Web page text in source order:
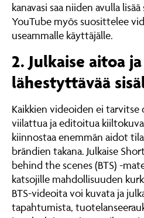
kanavasi saa niiden avulla
YouTube myös suosittelee
useammalle käyttäjälle.
2. Julkaise aitoa
lähestyttävää
Kaikkien videoiden ei tarvitse
viilattua ja editoitua
kiinnostaa enemmän aidot
brändien takana. Julkaise
behind the scenes (BTS) -
katsojille mahdollisuuden
BTS-videoita voi kuvata ja
tapahtumista,